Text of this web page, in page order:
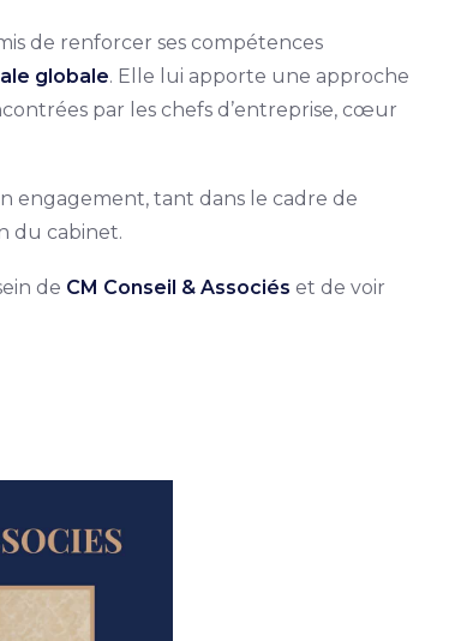
de renforcer ses compétences
globale. Elle lui apporte une approche
par les chefs d’entreprise, cœur
engagement, tant dans le cadre de
du cabinet.
de CM Conseil & Associés et de voir